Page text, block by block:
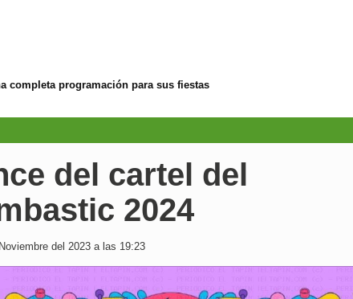
completa programación para sus fiestas
del cartel del
2024
del 2023 a las 19:23